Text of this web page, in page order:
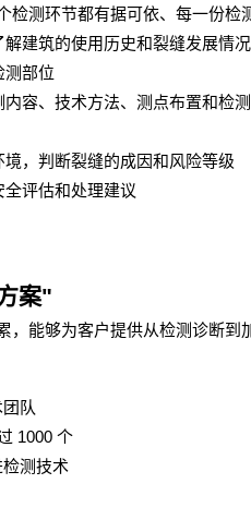
测环节都有据可依、每一份检
建筑的使用历史和裂缝发展情况
测部位
容、技术方法、测点布置和检
，判断裂缝的成因和风险等级
评估和处理建议
案"
能够为客户提供从检测诊断到
队
1000 个
测技术